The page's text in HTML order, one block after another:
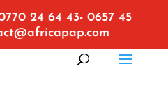
24 64 43- 0657 45